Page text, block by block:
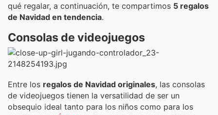
qué regalar, a continuación, te compartimos 5 regalos
de Navidad en tendencia.
Consolas de videojuegos
Entre los regalos de Navidad originales, las consolas
de videojuegos tienen la versatilidad de ser un
obsequio ideal tanto para los niños como para los